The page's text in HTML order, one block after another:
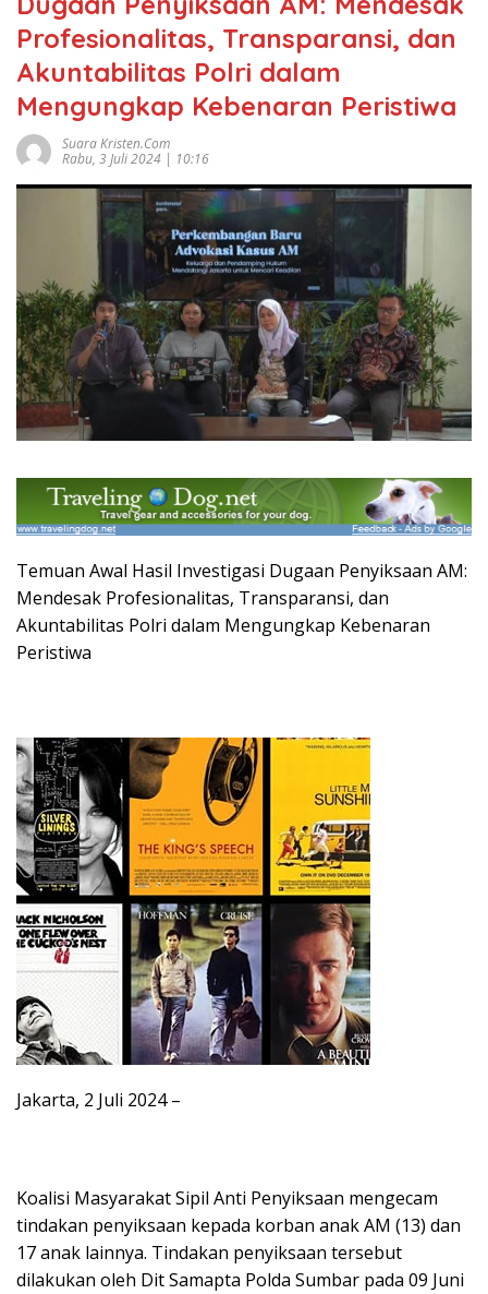
Profesionalitas, Transparansi, dan
Akuntabilitas Polri dalam
Mengungkap Kebenaran Peristiwa
Suara Kristen.com
Rabu, 3 Juli 2024 | 10:16
Temuan Awal Hasil Investigasi Dugaan Penyiksaan AM:
Mendesak Profesionalitas, Transparansi, dan
Akuntabilitas Polri dalam Mengungkap Kebenaran
Peristiwa
Jakarta, 2 Juli 2024 –
Koalisi Masyarakat Sipil Anti Penyiksaan mengecam
tindakan penyiksaan kepada korban anak AM (13) dan
17 anak lainnya. Tindakan penyiksaan tersebut
dilakukan oleh Dit Samapta Polda Sumbar pada 09 Juni